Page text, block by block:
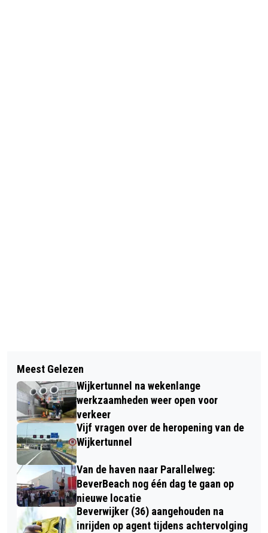
OPENING MEERBOMEN.NU SEIZOEN:
NOORD HOLLAND PLANT > 150.000
BOMEN
NOG STEEDS GÉÉN
KLIMAATBURGEMEESTER VOOR
BEVERWIJK
Meest Gelezen
Wijkertunnel na wekenlange
werkzaamheden weer open voor
verkeer
Vijf vragen over de heropening van de
Wijkertunnel
Van de haven naar Parallelweg:
BeverBeach nog één dag te gaan op
nieuwe locatie
Beverwijker (36) aangehouden na
inrijden op agent tijdens achtervolging